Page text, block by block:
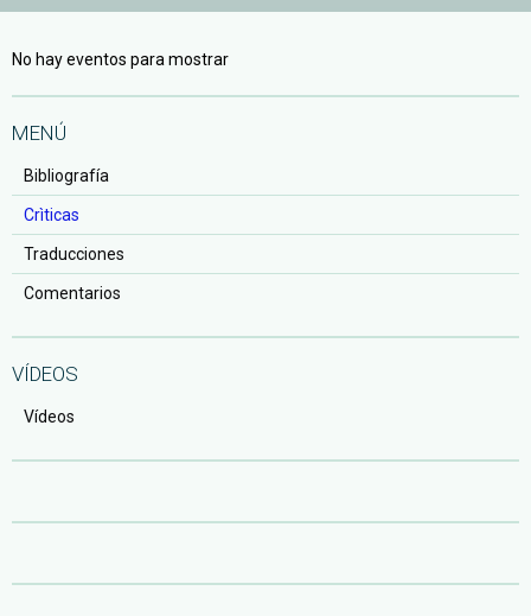
No hay eventos para mostrar
MENÚ
Bibliografía
Crìticas
Traducciones
Comentarios
VÍDEOS
Vídeos